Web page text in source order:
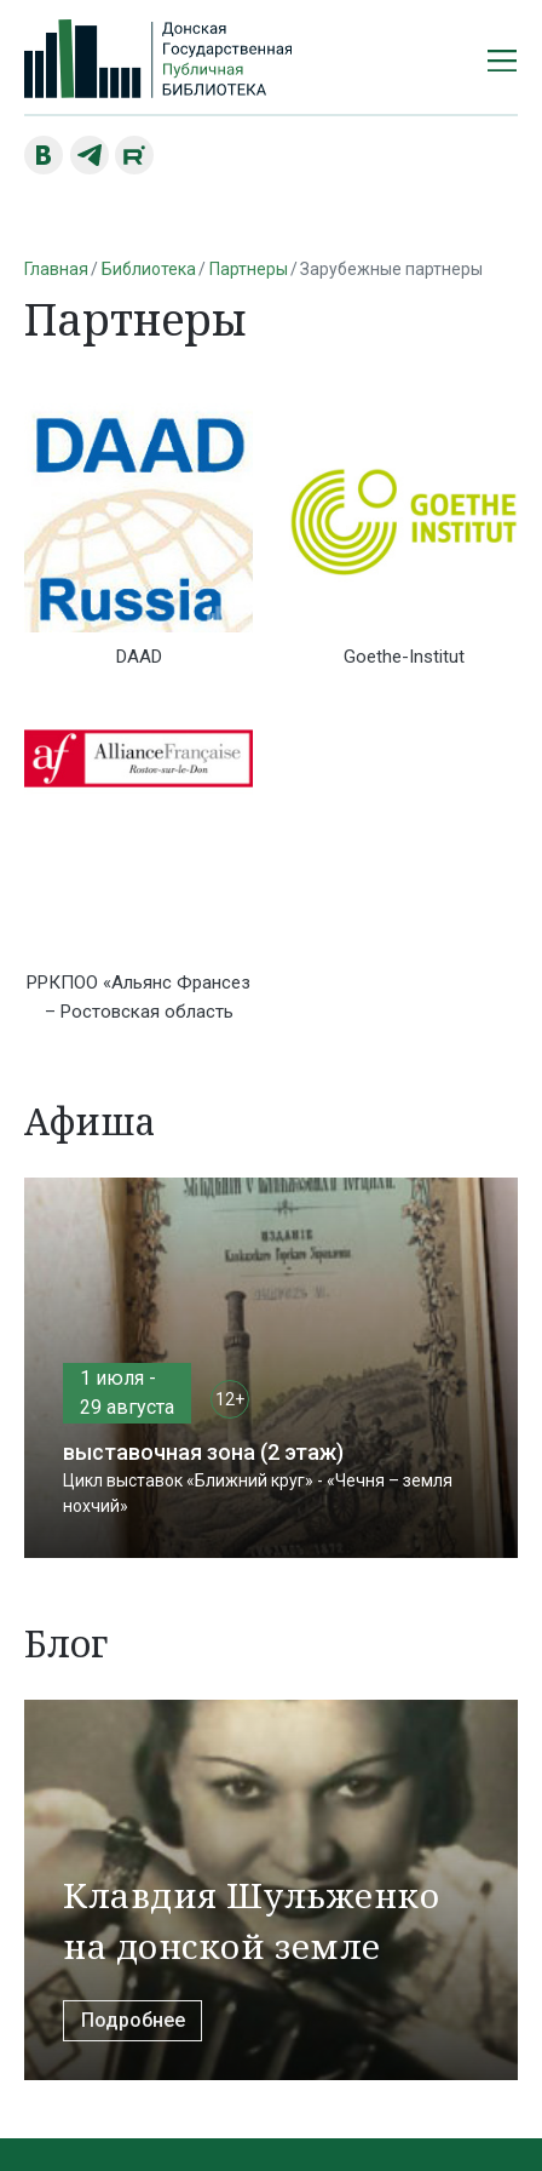
Главная Библиотека Партнеры Зарубежные партнеры
Партнеры
DAAD Goethe-Institut
РРКПОО «Альянс Франсез
– Ростовская область
Афиша
1 июля -
29 августа
12+
выставочная зона (2 этаж)
Цикл выставок «Ближний круг» - «Чечня – земля
нохчий»
Блог
Клавдия Шульженко
на донской земле
Подробнее